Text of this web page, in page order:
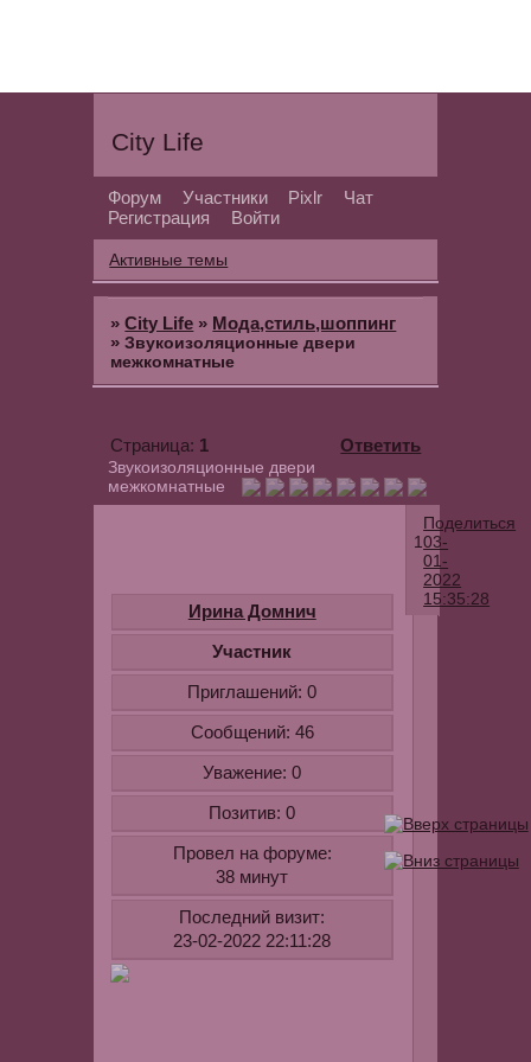
City Life
Форум Участники Pixlr
Чат
Регистрация
Войти
Активные темы
»City Life » Мода,стиль,шоппинг
»Звукоизоляционные двери
межкомнатные
Звукоизоляционные двери
межкомнатные
Страница: 1 Ответить
Поделиться
103-
01-
2022
15:35:28
Ирина Домнич
Участник
Приглашений: 0
Сообщений: 46
Уважение: 0
Позитив: 0
Провел на форуме:
38 минут
Последний визит:
23-02-2022 22:11:28
двери